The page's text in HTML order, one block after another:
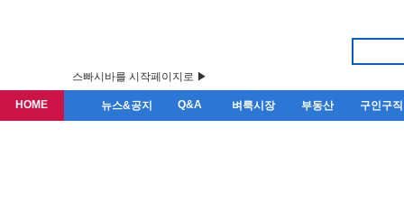
스빠시바를 시작페이지로 ▶
HOME 뉴스&공지 Q&A 벼룩시장 부동산 구인구직